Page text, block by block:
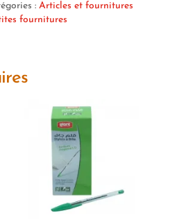
: Articles et fournitures
fournitures